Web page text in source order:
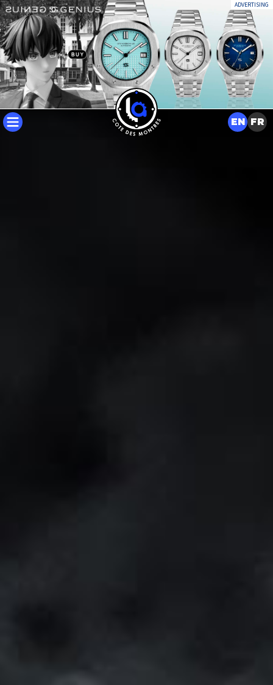
ADVERTISING
EN FR